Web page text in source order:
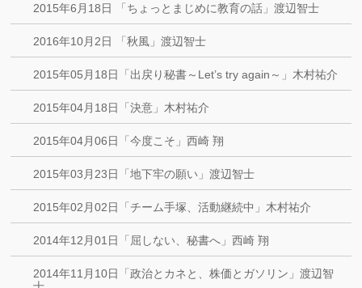
2015年6月18日 「ちょっとまじめに教育の話」渡辺智士
2016年10月2日 「秋風」渡辺智士
2015年05月18日「出戻り秘書～Let’s try again～」木村祐介
2015年04月18日「決意」木村祐介
2015年04月06日「今度こそ」西崎 翔
2015年03月23日「地下牢の願い」渡辺智士
2015年02月02日「チーム手塚、活動継続中」木村祐介
2014年12月01日「屈しない、秘書へ」西崎 翔
2014年11月10日「政治とカネと、株価とガソリン」渡辺智